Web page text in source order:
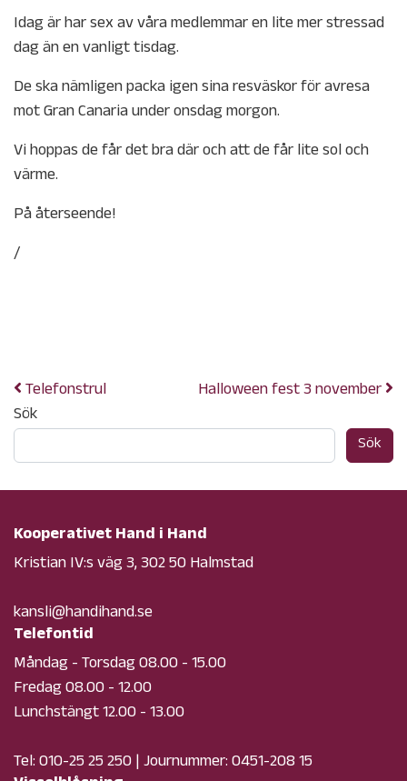
Idag är har sex av våra medlemmar en lite mer stressad
dag än en vanligt tisdag.
De ska nämligen packa igen sina resväskor för avresa
mot Gran Canaria under onsdag morgon.
Vi hoppas de får det bra där och att de får lite sol och
värme.
På återseende!
/
Telefonstrul
Halloween fest 3 november
Sök
Sök
Kooperativet Hand i Hand
Kristian IV:s väg 3, 302 50 Halmstad
kansli@handihand.se
Telefontid
Måndag - Torsdag 08.00 - 15.00
Fredag 08.00 - 12.00
Lunchstängt 12.00 - 13.00
Tel:010-25 25 250| Journummer:0451-208 15